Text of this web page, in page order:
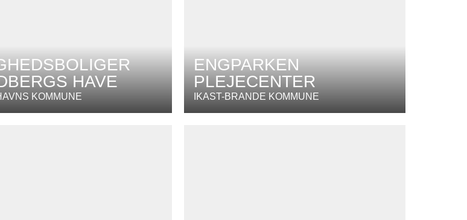
HAVE
KOMMUNE
ENGPARKEN
PLEJECENTER
IKAST-BRANDE KOMMUNE